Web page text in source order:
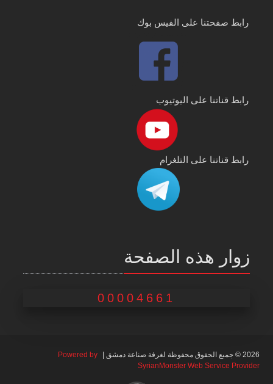
رابط صفحتنا على الفيس بوك
رابط قناتنا على اليوتيوب
رابط قناتنا على التلغرام
زوار هذه الصفحة
00004661
2026 © جميع الحقوق محفوظة لغرفة صناعة دمشق |
Powered by
SyrianMonster Web Service Provider